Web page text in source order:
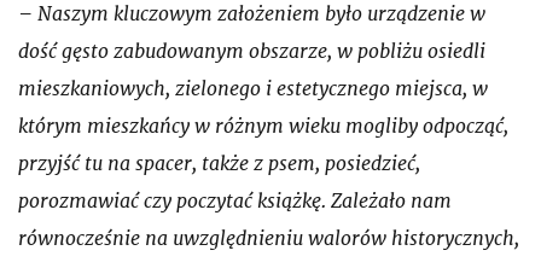
– Naszym kluczowym założeniem było urządzenie w
dość gęsto zabudowanym obszarze, w pobliżu osiedli
mieszkaniowych, zielonego i estetycznego miejsca, w
którym mieszkańcy w różnym wieku mogliby odpocząć,
przyjść tu na spacer, także z psem, posiedzieć,
porozmawiać czy poczytać książkę. Zależało nam
równocześnie na uwzględnieniu walorów historycznych,